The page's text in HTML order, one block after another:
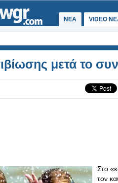
ΝΕΑ VIDEO
μετά το
Στο
τον